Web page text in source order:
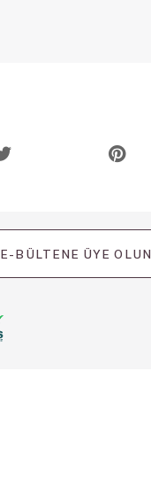
E-BÜLTENE ÜYE OLUN